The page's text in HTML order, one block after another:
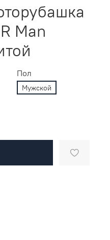
Man
Пол
Мужской